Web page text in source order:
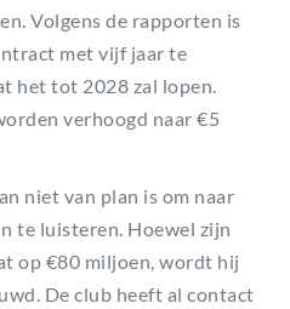
Volgens de rapporten is
met vijf jaar te
het tot 2028 zal lopen.
verhoogd naar €5
niet van plan is om naar
te luisteren. Hoewel zijn
op €80 miljoen, wordt hij
De club heeft al contact